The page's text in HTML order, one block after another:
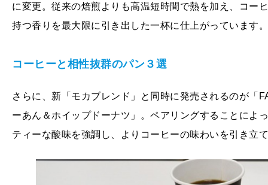
に変更。従来の焙煎よりも高温短時間で熱を加え、コー
持つ香りを最大限に引き出した一杯に仕上がっています。
コーヒーと相性抜群のパン３選
さらに、新「モカブレンド」と同時に発売されるのが「
ーあん＆ホイップドーナツ」。ペアリングすることによ
ティーな酸味を強調し、よりコーヒーの味わいを引き立